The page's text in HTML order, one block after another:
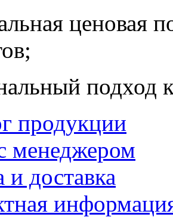
ценовая
подход
продукции
менеджером
и доставка